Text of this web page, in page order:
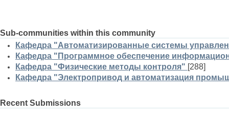
Sub-communities within this community
Кафедра "Автоматизированные системы
Кафедра "Программное обеспечение
Кафедра "Физические методы контроля" [288]
Кафедра "Электропривод и автоматизация
Recent Submissions